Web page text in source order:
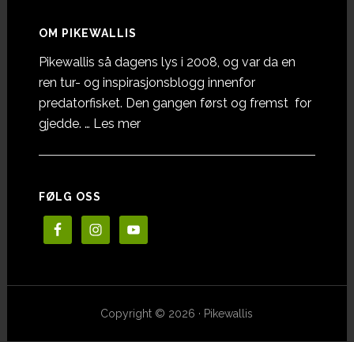
OM PIKEWALLIS
Pikewallis så dagens lys i 2008, og var da en
ren tur- og inspirasjonsblogg innenfor
predatorfisket. Den gangen først og fremst for
gjedde. … Les meromOm
FØLG OSS
Copyright © 2026 · Pikewallis